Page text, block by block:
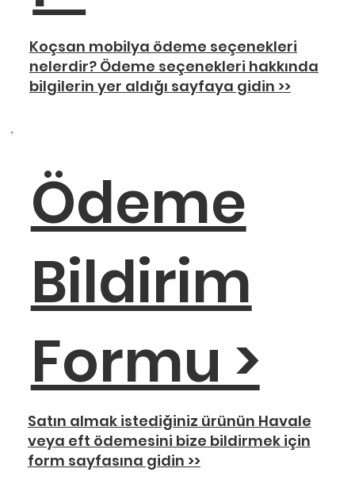
Koçsan mobilya ödeme seçenekleri
nelerdir? Ödeme seçenekleri hakkında
bilgilerin yer aldığı sayfaya gidin >>
Ödeme
Bildirim
Formu >
Satın almak istediğiniz ürünün Havale
veya eft ödemesini bize bildirmek için
form sayfasına gidin >>